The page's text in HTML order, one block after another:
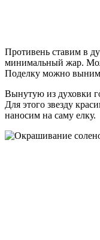
Противень ставим в
минимальный жар.
Поделку можно
Вынутую из духовки
Для этого звезду
наносим на саму елку.